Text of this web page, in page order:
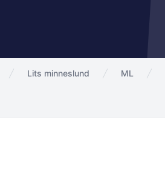
Lits minneslund ML